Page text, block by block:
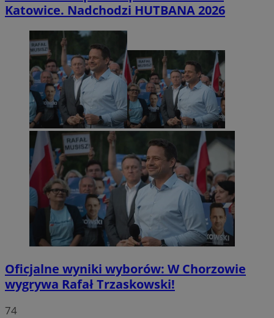
Katowice. Nadchodzi HUTBANA 2026
Oficjalne wyniki wyborów: W Chorzowie
wygrywa Rafał Trzaskowski!
74